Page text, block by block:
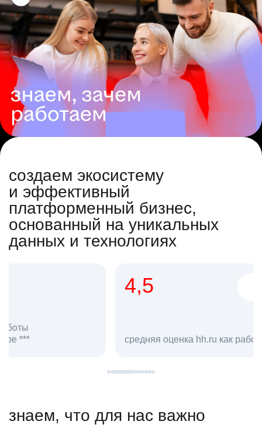
создаем экосистему
и эффективный
платформенный бизнес,
основанный на уникальных
данных и технологиях
средняя оценка hh.ru как работодателя **
в hh.ru
знаем, что для нас важно